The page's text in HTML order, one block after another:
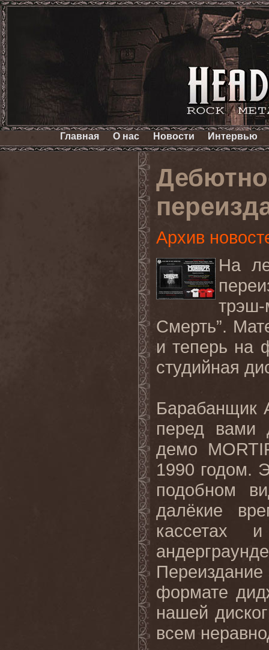
Главная О нас Новости Интервью
Архив
На
Смерть”.
и теперь на
студийная
Барабанщик
перед вами
демо
1990 годом.
подобном
далёкие
кассетах
формате
нашей
всем